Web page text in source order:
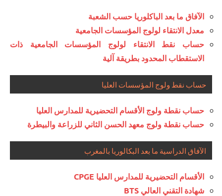
الآفاق ما بعد الباكلوريا حسب الشعبة
معدل الانتقاء لولوج المؤسسات الجامعية
حساب نقط الانتقاء لولوج المؤسسات الجامعية ذات
الاستقطاب المحدود بطريقة آلية
حساب نقط ولوج المؤسسات العليا
حساب نقطة ولوج الأقسام التحضيرية للمدارس العليا
حساب نقطة ولوج معهد الحسن الثاني للزراعة والبيطرة
الآفاق الدراسية ما بعد البكالوريا بالمغرب
الأقسام التحضيرية للمدارس العليا CPGE
شهادة التقني العالي BTS